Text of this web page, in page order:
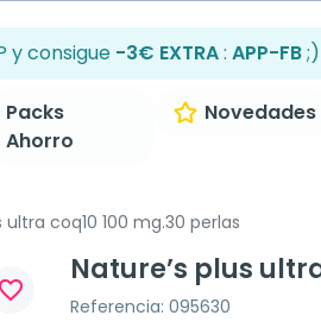
y consigue -3€ EXTRA: APP-FB;)
Packs
Ahorro
Novedades
ultra coq10 100 mg.30 perlas
favorite_border
Nature’s plus
Referencia: 095630